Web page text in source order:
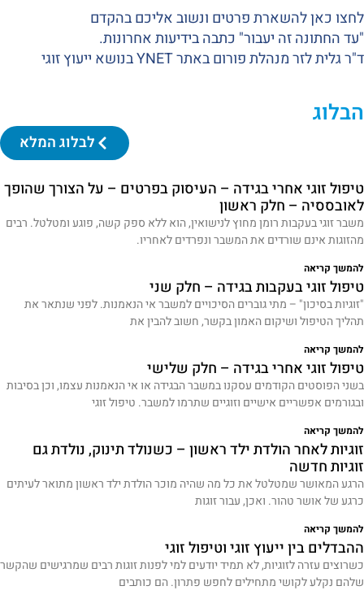
לחצו כאן להשארת פרטים ונשוב אליכם בהקדם
"עד החתונה זה יעבור" כתבה בידיעות אחרונות.
ד"ר גלית לזר מנהלת פורום באתר YNET בנושא ייעוץ זוגי
הבלוג
לבלוג המלא
טיפול זוגי אחרי בגידה – העיסוק בפרטים – על הצורך שהופך
לאובססיה – חלק ראשון
משבר זוגי בעקבות רומן מחוץ לנישואין, הוא ללא ספק קשה, פוגע ומטלטל. רבים
מהזוגות אינם שורדים את המשבר ונפרדים לאחריו.
להמשך קריאה
טיפול זוגי בעקבות בגידה – חלק שני
"זוגיות בסיכון" – מתי גוברים הסיכויים למשבר אי הנאמנות. לפני שנתאר את
תהליך הטיפול ושיקום האמון בקשר, חשוב להבין את
להמשך קריאה
טיפול זוגי אחרי בגידה – חלק שלישי
בשני הפוסטים הקודמים עסקנו במשבר הבגידה או אי הנאמנות עצמו, וכן בסיבות
ובגורמים אפשריים אישיים וזוגיים שתרמו למשבר. טיפול זוגי
להמשך קריאה
זוגיות לאחר הולדת ילד ראשון – כשנולד תינוק, נולדת גם
זוגיות חדשה
הרגע המאושר שמטלטל את כל מה שהיה מוכר הולדת ילד ראשון מתואר לעיתים
כרגע של אושר טהור. ואכן, עבור זוגות
להמשך קריאה
ההבדלים בין ייעוץ זוגי וטיפול זוגי
כשרוצים עזרה לזוגיות, לא תמיד יודעים למי לפנות זוגות רבים שמרגישים שהקשר
שלהם נקלע לקושי מתחילים לחפש פתרון. הם כותבים